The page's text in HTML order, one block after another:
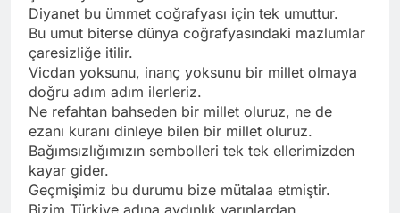
Diyanet bu ümmet coğrafyası için tek umuttur.
Bu umut biterse dünya coğrafyasındaki mazlumlar
çaresizliğe itilir.
Vicdan yoksunu, inanç yoksunu bir millet olmaya
doğru adım adım ilerleriz.
Ne refahtan bahseden bir millet oluruz, ne de
ezanı kuranı dinleye bilen bir millet oluruz.
Bağımsızlığımızın sembolleri tek tek ellerimizden
kayar gider.
Geçmişimiz bu durumu bize mütalaa etmiştir.
Bizim Türkiye adına aydınlık yarınlardan